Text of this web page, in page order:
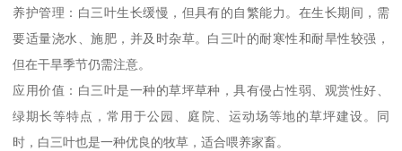
养护管理：白三叶生长缓慢，但具有的自繁能力。在生长期间，需
要适量浇水、施肥，并及时杂草。白三叶的耐寒性和耐旱性较强，
但在干旱季节仍需注意。
应用价值：白三叶是一种的草坪草种，具有侵占性弱、观赏性好、
绿期长等特点，常用于公园、庭院、运动场等地的草坪建设。同
时，白三叶也是一种优良的牧草，适合喂养家畜。